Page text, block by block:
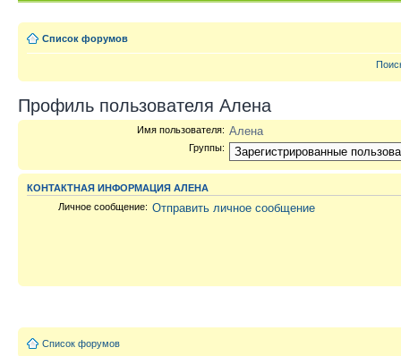
Список форумов
Профиль пользователя Алена
Имя пользователя: Алена
Группы:
КОНТАКТНАЯ ИНФОРМАЦИЯ АЛЕНА
Личное сообщение: Отправить личное сообщение
Список форумов